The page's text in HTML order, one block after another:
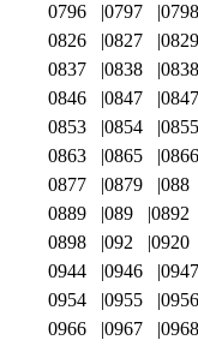
0796
0797 0798
0826
0827 0829
0837
0838
0846
0847
0853
0854 0855
0863
0865 0866
0877
0879 088
0889
089 0892
0898
092 0920
0944
0946 0947
0954
0955 0956
0966
0967 0968